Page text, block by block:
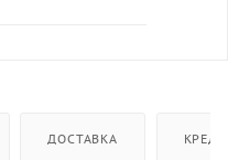
ДОСТАВКА